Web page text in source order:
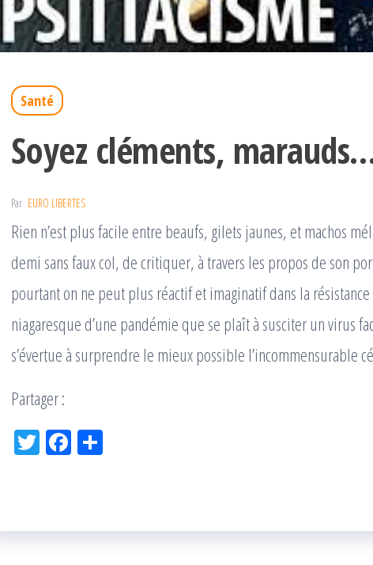
Santé
Soyez cléments,
Par EURO LIBERTES
Rien n’est plus facile entre beaufs, gilets jaunes, et machos
demi sans faux col, de critiquer, à travers les propos de son
pourtant on ne peut plus réactif et imaginatif dans la
niagaresque d’une pandémie que se plaît à susciter un virus
s’évertue à surprendre le mieux possible l’incommensurable
Partager :
Tw Fac